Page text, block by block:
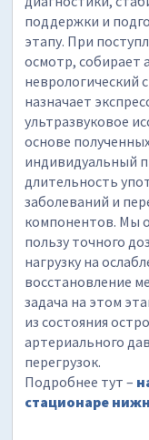
поддержки и
этапу. При
осмотр, собирает
неврологический
назначает
ультразвуковое
основе
индивидуальный
длительность
заболеваний и
компонентов. Мы
пользу точного
нагрузку на
восстановление
задача на этом
из состояния
артериального
перегрузок.
Подробнее тут –
стационаре